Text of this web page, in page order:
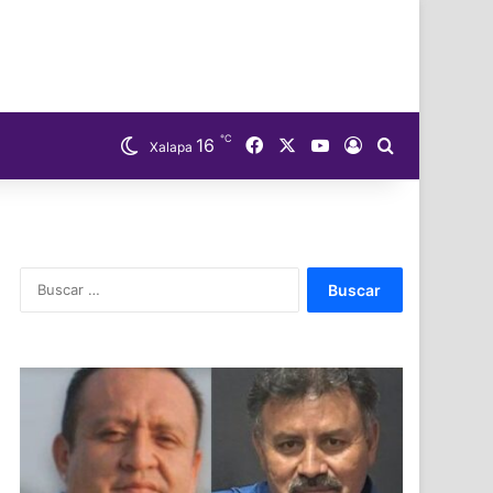
Xalapa 16 ℃ FacebookYouTube
Acceso